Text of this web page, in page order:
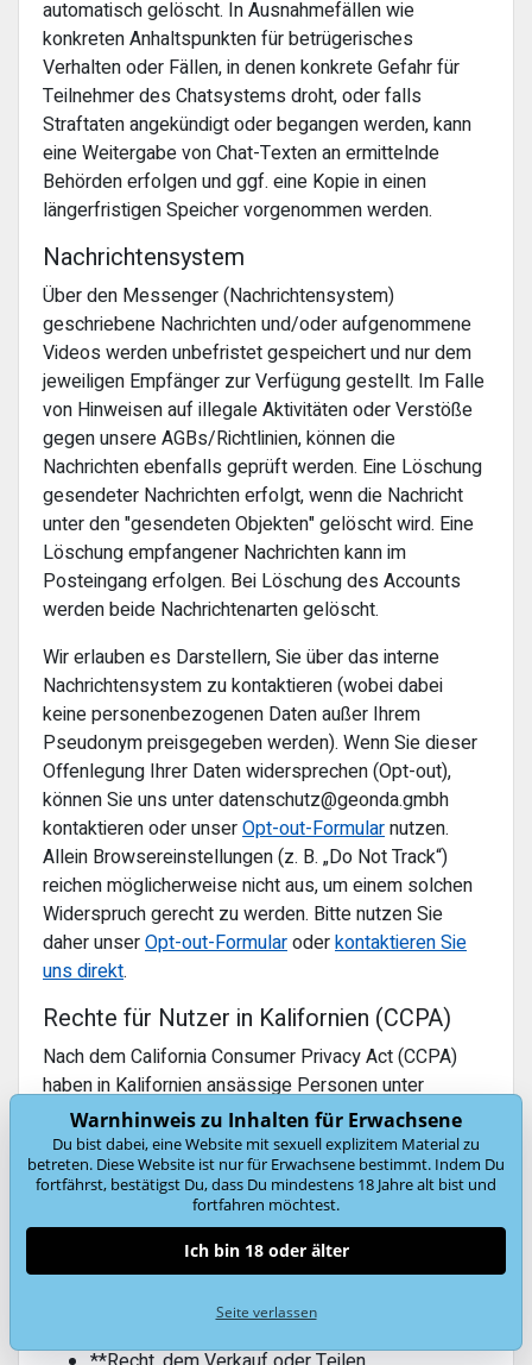
automatisch gelöscht. In Ausnahmefällen wie
konkreten Anhaltspunkten für betrügerisches
Verhalten oder Fällen, in denen konkrete Gefahr für
Teilnehmer des Chatsystems droht, oder falls
Straftaten angekündigt oder begangen werden, kann
eine Weitergabe von Chat-Texten an ermittelnde
Behörden erfolgen und ggf. eine Kopie in einen
längerfristigen Speicher vorgenommen werden.
Nachrichtensystem
Über den Messenger (Nachrichtensystem)
geschriebene Nachrichten und/oder aufgenommene
Videos werden unbefristet gespeichert und nur dem
jeweiligen Empfänger zur Verfügung gestellt. Im Falle
von Hinweisen auf illegale Aktivitäten oder Verstöße
gegen unsere AGBs/Richtlinien, können die
Nachrichten ebenfalls geprüft werden. Eine Löschung
gesendeter Nachrichten erfolgt, wenn die Nachricht
unter den "gesendeten Objekten" gelöscht wird. Eine
Löschung empfangener Nachrichten kann im
Posteingang erfolgen. Bei Löschung des Accounts
werden beide Nachrichtenarten gelöscht.
Wir erlauben es Darstellern, Sie über das interne
Nachrichtensystem zu kontaktieren (wobei dabei
keine personenbezogenen Daten außer Ihrem
Pseudonym preisgegeben werden). Wenn Sie dieser
Offenlegung Ihrer Daten widersprechen (Opt-out),
können Sie uns unterdatenschutz@geonda.gmbh
kontaktieren oder unserOpt-out-Formularnutzen.
Allein Browsereinstellungen (z. B. „Do Not Track“)
reichen möglicherweise nicht aus, um einem solchen
Widerspruch gerecht zu werden. Bitte nutzen Sie
daher unserOpt-out-Formularoderkontaktieren Sie
uns direkt.
Rechte für Nutzer in Kalifornien (CCPA)
Nach dem California Consumer Privacy Act (CCPA)
haben in Kalifornien ansässige Personen unter
anderem folgende Rechte (CCPA § 1798.100 ff.):
**Recht zu erfahren**, welche
personenbezogenen Daten wir über sie
erheben, nutzen, weitergeben oder verkaufen
(Right to Know)
**Recht auf Löschung** (Right to Delete)
**Recht auf Berichtigung** (Right to Correct
Warnhinweis zu Inhalten für Erwachsene
Du bist dabei, eine Website mit sexuell explizitem Material zu
betreten. Diese Website ist nur für Erwachsene bestimmt. Indem Du
fortfährst, bestätigst Du, dass Du mindestens 18 Jahre alt bist und
fortfahren möchtest.
Ich bin 18 oder älter
Seite verlassen